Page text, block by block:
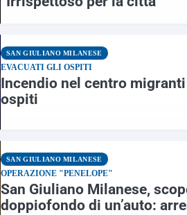
SAN GIULIANO MILANESE
EVACUATI GLI OSPITI
Incendio nel centro
ospiti
SAN GIULIANO MILANESE
OPERAZIONE "PENELOPE"
San Giuliano Milanese,
doppiofondo di un’auto: